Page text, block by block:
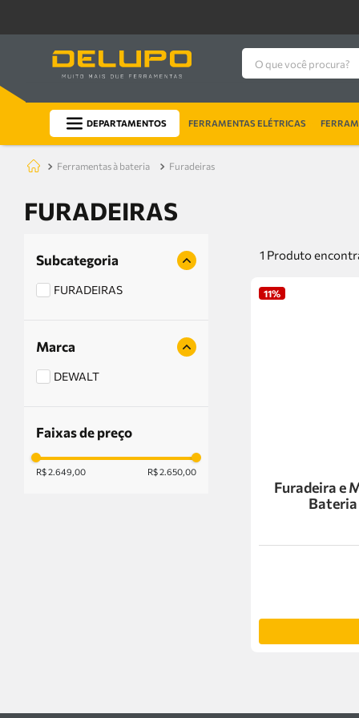
O que você procura?
DEPARTAMENTOS FERRAMENTAS ELÉTRICAS
ferramentas à bateria furadeiras
FURADEIRAS
Subcategoria
FURADEIRAS
Marca
DEWALT
Faixas de preço
R$ 2.649,00 R$ 2.650,00
1 Produto
11%
Furadeira e